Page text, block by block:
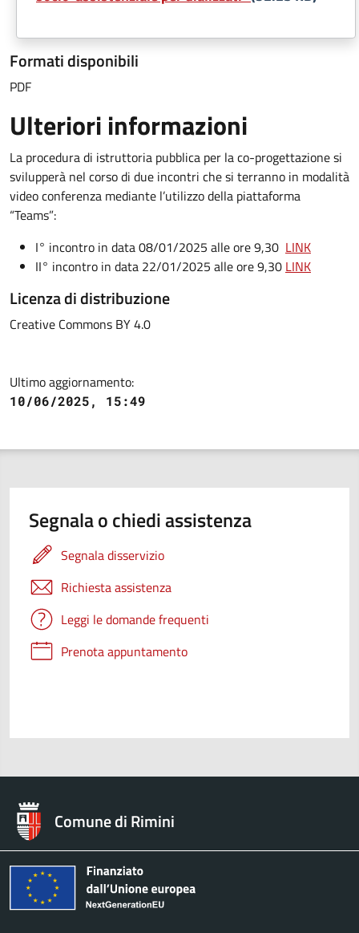
Formati disponibili
PDF
Ulteriori informazioni
La procedura di istruttoria pubblica per la co-progettazione si
svilupperà nel corso di due incontri che si terranno in modalità
video conferenza mediante l’utilizzo della piattaforma
“Teams”:
I° incontro in data 08/01/2025 alle ore 9,30 LINK
II° incontro in data 22/01/2025 alle ore 9,30 LINK
Licenza di distribuzione
Creative Commons BY 4.0
Ultimo aggiornamento:
10/06/2025, 15:49
Segnala o chiedi assistenza
Segnala disservizio
Richiesta assistenza
Leggi le domande frequenti
Prenota appuntamento
Comune di Rimini